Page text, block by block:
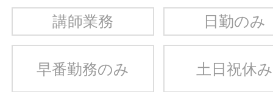
講師業務 日勤のみ
早番勤務のみ 土日祝休み